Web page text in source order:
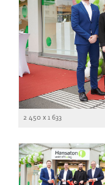
2 450 x 1 633